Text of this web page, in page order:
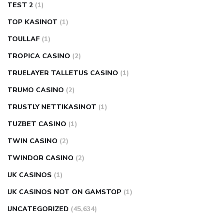
TEST 2 (1)
TOP KASINOT (1)
TOULLAF (1)
TROPICA CASINO (2)
TRUELAYER TALLETUS CASINO (1)
TRUMO CASINO (2)
TRUSTLY NETTIKASINOT (1)
TUZBET CASINO (1)
TWIN CASINO (2)
TWINDOR CASINO (2)
UK CASINOS (1)
UK CASINOS NOT ON GAMSTOP (1)
UNCATEGORIZED (45,634)